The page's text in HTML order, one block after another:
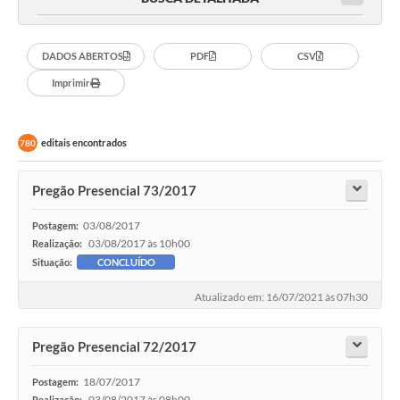
DADOS ABERTOS PDF CSV
Imprimir
780 editais encontrados
Pregão Presencial 73/2017
Postagem: 03/08/2017
Realização: 03/08/2017 às 10h00
Situação: CONCLUÍDO
Atualizado em: 16/07/2021 às 07h30
Pregão Presencial 72/2017
Postagem: 18/07/2017